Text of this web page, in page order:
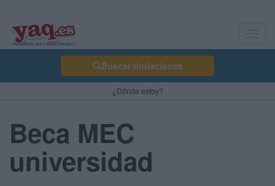
Buscar titulaciones
¿Dónde estoy?
Beca MEC
universidad